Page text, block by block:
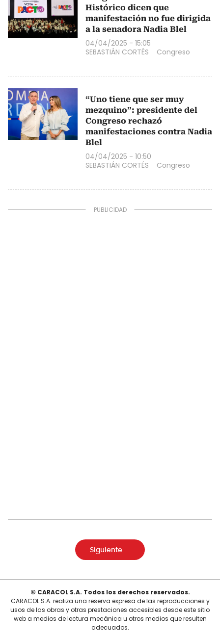
Histórico dicen que
manifestación no fue dirigida
a la senadora Nadia Blel
04/04/2025 - 15:05
SEBASTIÁN CORTÉS
Congreso
“Uno tiene que ser muy
mezquino”: presidente del
Congreso rechazó
manifestaciones contra Nadia
Blel
04/04/2025 - 10:50
SEBASTIÁN CORTÉS
Congreso
Siguiente
© CARACOL S.A. Todos los derechos reservados.
CARACOL S.A. realiza una reserva expresa de las reproducciones y
usos de las obras y otras prestaciones accesibles desde este sitio
web a medios de lectura mecánica u otros medios que resulten
adecuados.